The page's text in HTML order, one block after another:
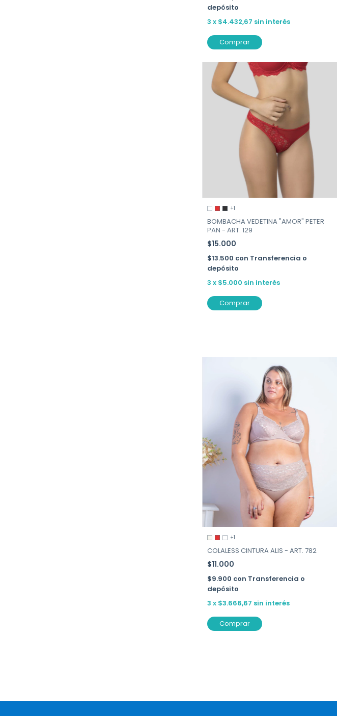
depósito
3 x $4.432,67 sin interés
Comprar
+1
BOMBACHA VEDETINA "AMOR" PETER
PAN - ART. 129
$15.000
$13.500 con Transferencia o
depósito
3 x $5.000 sin interés
Comprar
+1
COLALESS CINTURA ALIS - ART. 782
$11.000
$9.900 con Transferencia o
depósito
3 x $3.666,67 sin interés
Comprar